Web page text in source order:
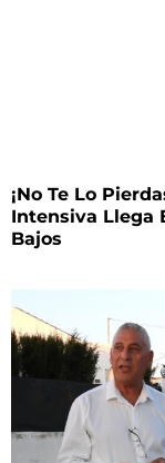
¡No Te Lo
Intensiva Llega
Bajos